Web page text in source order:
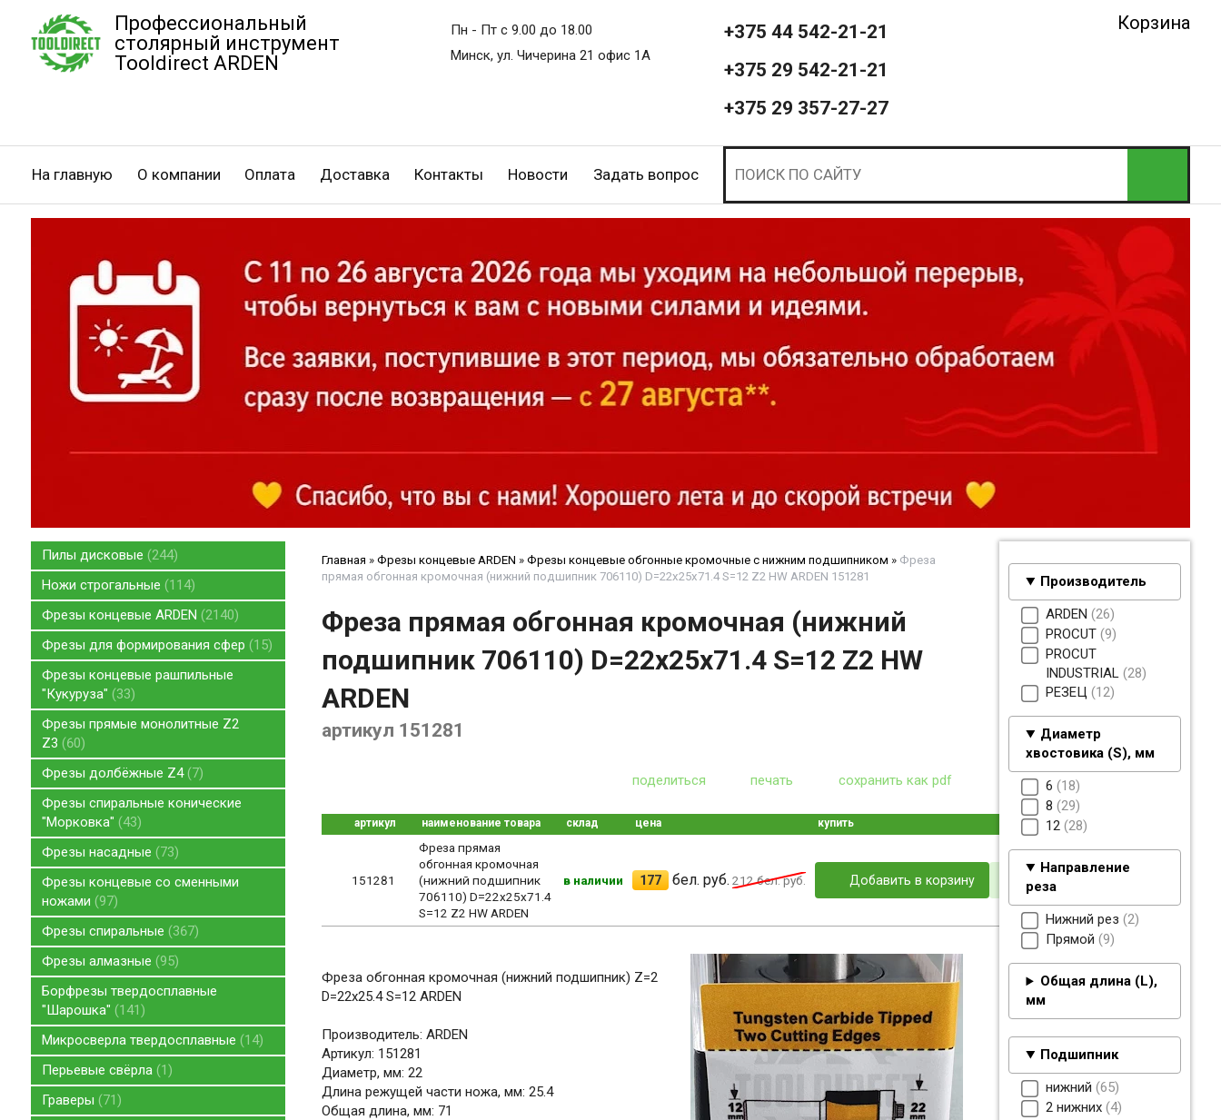
Профессиональный
столярный инструмент
Tooldirect ARDEN
Пн - Пт с 9.00 до 18.00
Минск, ул. Чичерина 21 офис 1А
+375 44 542-21-21
+375 29 542-21-21
+375 29 357-27-27
Корзина
На главную О компании Оплата Доставка Контакты Новости Задать вопрос
Пилы дисковые 244
Ножи строгальные 114
Фрезы концевые ARDEN 2140
Фрезы для формирования сфер 15
Фрезы концевые рашпильные
"Кукуруза" 33
Фрезы прямые монолитные Z2
Z3 60
Фрезы долбёжные Z4 7
Фрезы спиральные конические
"Морковка" 43
Фрезы насадные 73
Фрезы концевые со сменными
ножами 97
Фрезы спиральные 367
Фрезы алмазные 95
Борфрезы твердосплавные
"Шарошка" 141
Микросверла твердосплавные 14
Перьевые свёрла 1
Граверы 71
Производитель
ARDEN 26
PROCUT 9
PROCUT
INDUSTRIAL 28
РЕЗЕЦ 12
Диаметр
хвостовика (S), мм
6 18
8 29
12 28
Направление
реза
Нижний рез 2
Прямой 9
Общая длина (L),
мм
Подшипник
нижний 65
2 нижних 4
Главная » Фрезы концевые ARDEN » Фрезы концевые обгонные кромочные с нижним подшипником » Фреза
прямая обгонная кромочная (нижний подшипник 706110) D=22x25x71.4 S=12 Z2 HW ARDEN 151281
Фреза прямая обгонная кромочная (нижний
подшипник 706110) D=22x25x71.4 S=12 Z2 HW
ARDEN
артикул 151281
поделиться печать сохранить как pdf
артикул наименование товара склад цена купить
151281
Фреза прямая
обгонная кромочная
(нижний подшипник
706110) D=22x25x71.4
S=12 Z2 HW ARDEN
в наличии 177 бел. руб. 212бел. руб. Добавить в корзину
Фреза обгонная кромочная (нижний подшипник) Z=2
D=22x25.4 S=12 ARDEN
Производитель: ARDEN
Артикул: 151281
Диаметр, мм: 22
Длина режущей части ножа, мм: 25.4
Общая длина, мм: 71